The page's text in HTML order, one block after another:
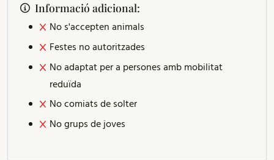
Informació adicional:
No s'accepten animals
Festes no autoritzades
No adaptat per a persones amb mobilitat
reduïda
No comiats de solter
No grups de joves